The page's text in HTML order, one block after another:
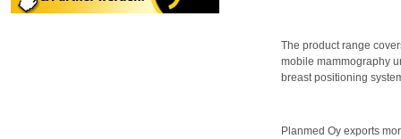
The product range
mobile mammography
breast positioning
Planmed Oy exports